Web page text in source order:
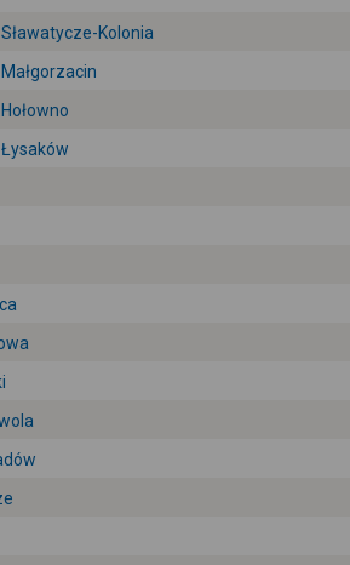
Kolonia